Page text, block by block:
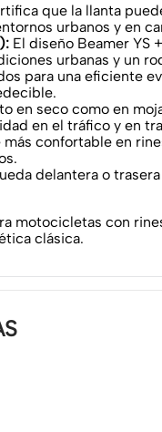
que la llanta
urbanos y en
El diseño Beamer YS
urbanas y un
para una eficiente
en seco como en
en el tráfico y en
confortable en
delantera o
motocicletas con
clásica.